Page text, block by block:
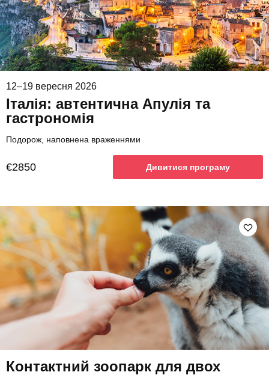
12–19 вересня 2026
Італія: автентична Апулія та
гастрономія
Подорож, наповнена враженнями
€2850 Дивитися програму
Контактний зоопарк для двох